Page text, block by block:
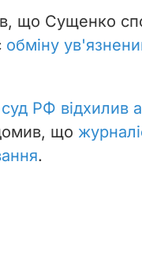
що Сущенко
обміну
РФ відхилив
що
.